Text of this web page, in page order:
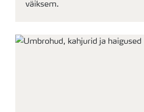
väiksem.